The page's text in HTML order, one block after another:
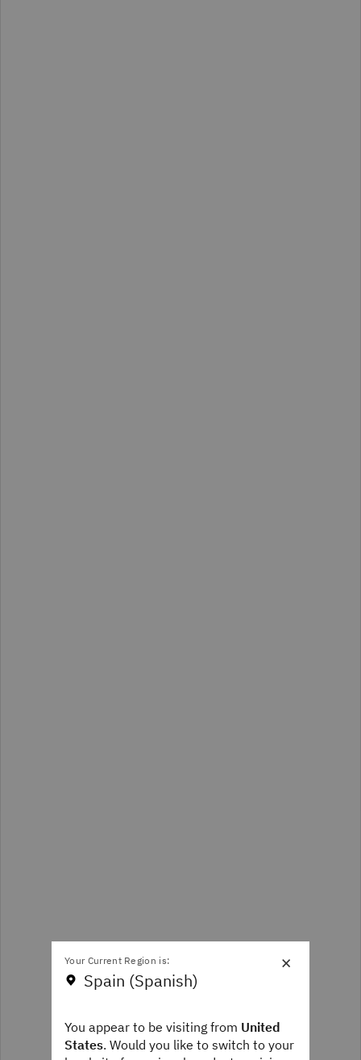
×
Your Current Region is:
Spain (Spanish)
You appear to be visiting from United
States. Would you like to switch to your